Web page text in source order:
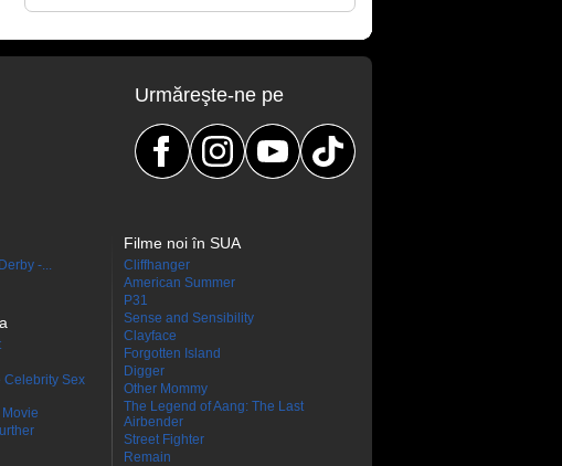
Urmăreşte-ne pe
-...
Celebrity Sex
Filme noi în SUA
Cliffhanger
American Summer
P31
Sense and Sensibility
Clayface
Forgotten Island
Digger
Other Mommy
The Legend of Aang: The Last
Airbender
Street Fighter
Remain